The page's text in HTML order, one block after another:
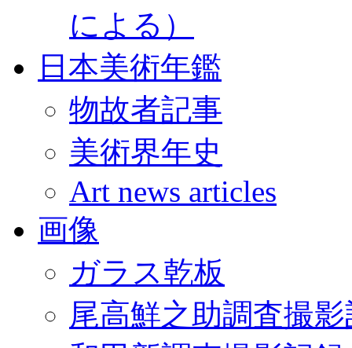
による）
日本美術年鑑
物故者記事
美術界年史
Art news articles
画像
ガラス乾板
尾高鮮之助調査撮